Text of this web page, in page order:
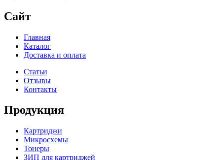
Сайт
Главная
Каталог
Доставка и оплата
Статьи
Отзывы
Контакты
Продукция
Картриджи
Микросхемы
Тонеры
ЗИП для картриджей